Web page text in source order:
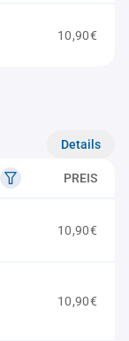
10,90€
Details
PREIS
10,90€
10,90€